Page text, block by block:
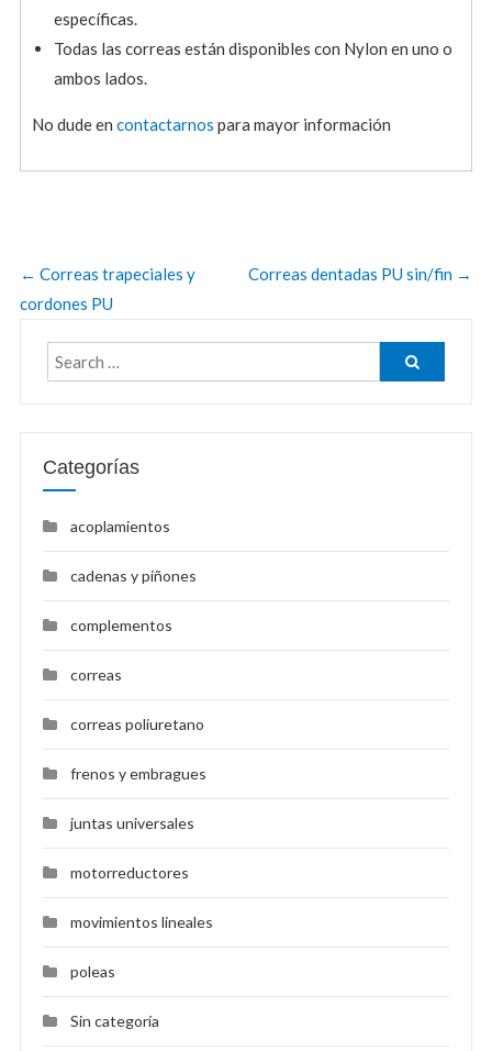
específicas.
Todas las correas están disponibles con Nylon en uno o
ambos lados.
No dude en contactarnos para mayor información
← Correas trapeciales y
cordones PU
Correas dentadas PU sin/fin →
Categorías
acoplamientos
cadenas y piñones
complementos
correas
correas poliuretano
frenos y embragues
juntas universales
motorreductores
movimientos lineales
poleas
Sin categoría